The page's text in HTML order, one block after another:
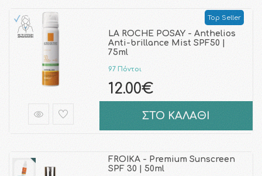
Top Seller
LA ROCHE POSAY - Anthelios
Anti-brillance Mist SPF50 |
75ml
97 Πόντοι
12.00€
ΣΤΟ ΚΑΛΑΘΙ
FROIKA - Premium Sunscreen
SPF 30 | 50ml